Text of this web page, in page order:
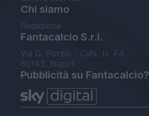
Chi siamo
Redazione
Fantacalcio S.r.l.
Via G. Porzio - CdN, Is. F4
80143, Napoli
Pubblicità su Fantacalcio?